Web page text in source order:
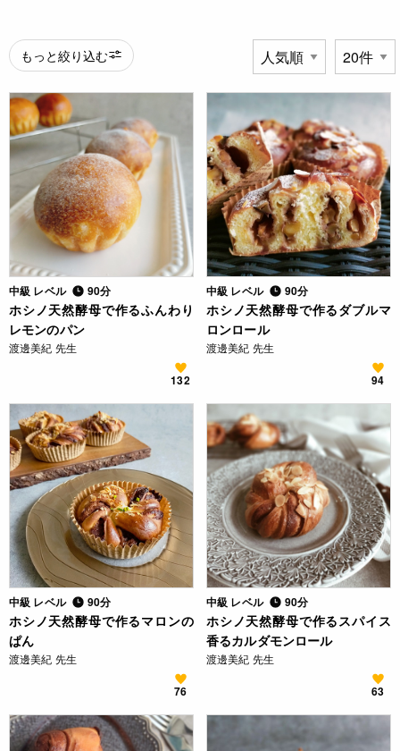
もっと絞り込む
中級 レベル 90分
ホシノ天然酵母で作るふんわり
レモンのパン
渡邊美紀 先生
132
中級 レベル 90分
ホシノ天然酵母で作るダブルマ
ロンロール
渡邊美紀 先生
94
中級 レベル 90分
ホシノ天然酵母で作るマロンの
ぱん
渡邊美紀 先生
76
中級 レベル 90分
ホシノ天然酵母で作るスパイス
香るカルダモンロール
渡邊美紀 先生
63